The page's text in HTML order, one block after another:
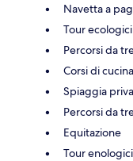
Navetta a
Tour ecologici
Percorsi da
Corsi di cucina
Spiaggia
Percorsi da
Equitazione
Tour enologici